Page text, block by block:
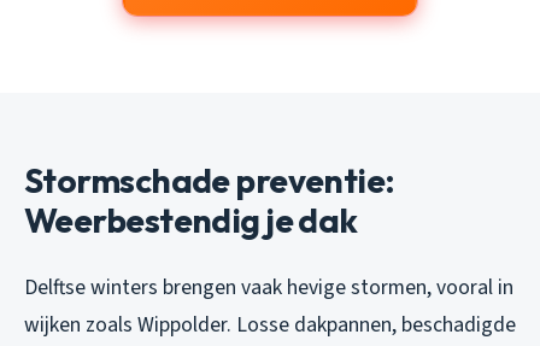
Stormschade preventie:
Weerbestendig je dak
Delftse winters brengen vaak hevige stormen, vooral in
wijken zoals Wippolder. Losse dakpannen, beschadigde